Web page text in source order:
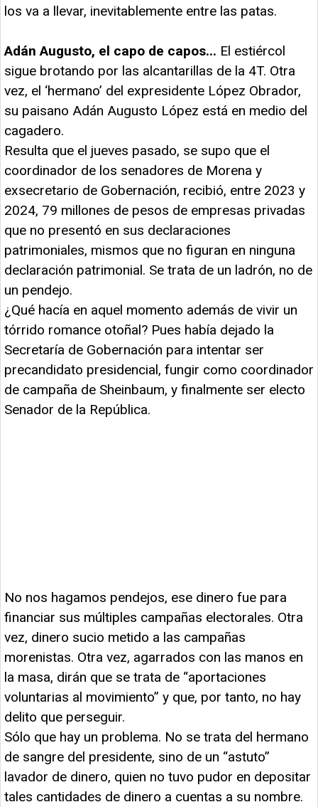
los va a llevar, inevitablemente entre las patas.
Adán Augusto, el capo de capos... ​El estiércol
sigue brotando por las alcantarillas de la 4T. Otra
vez, el ‘hermano’ del expresidente López Obrador,
su paisano Adán Augusto López está en medio del
cagadero.
Resulta que el jueves pasado, se supo que el
coordinador de los senadores de Morena y
exsecretario de Gobernación, recibió, entre 2023 y
2024, 79 millones de pesos de empresas privadas
que no presentó en sus declaraciones
patrimoniales, mismos que no figuran en ninguna
declaración patrimonial. Se trata de un ladrón, no de
un pendejo.
¿Qué hacía en aquel momento además de vivir un
tórrido romance otoñal? Pues había dejado la
Secretaría de Gobernación para intentar ser
precandidato presidencial, fungir como coordinador
de campaña de Sheinbaum, y finalmente ser electo
Senador de la República.
No nos hagamos pendejos, ese dinero fue para
financiar sus múltiples campañas electorales. Otra
vez, dinero sucio metido a las campañas
morenistas. Otra vez, agarrados con las manos en
la masa, dirán que se trata de “aportaciones
voluntarias al movimiento” y que, por tanto, no hay
delito que perseguir.
Sólo que hay un problema. No se trata del hermano
de sangre del presidente, sino de un “astuto”
lavador de dinero, quien no tuvo pudor en depositar
tales cantidades de dinero a cuentas a su nombre.